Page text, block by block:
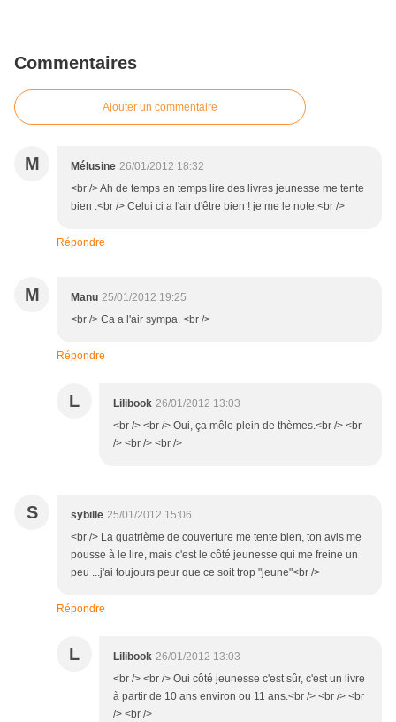
Commentaires
Ajouter un commentaire
M Mélusine 26/01/2012 18:32
<br /> Ah de temps en temps lire des livres jeunesse me tente
bien .<br /> Celui ci a l'air d'être bien ! je me le note.<br />
Répondre
M Manu 25/01/2012 19:25
<br /> Ca a l'air sympa. <br />
Répondre
L Lilibook 26/01/2012 13:03
<br /> <br /> Oui, ça mêle plein de thèmes.<br /> <br
/> <br /> <br />
S sybille 25/01/2012 15:06
<br /> La quatrième de couverture me tente bien, ton avis me
pousse à le lire, mais c'est le côté jeunesse qui me freine un
peu ...j'ai toujours peur que ce soit trop "jeune"<br />
Répondre
L Lilibook 26/01/2012 13:03
<br /> <br /> Oui côté jeunesse c'est sûr, c'est un livre
à partir de 10 ans environ ou 11 ans.<br /> <br /> <br
/> <br />